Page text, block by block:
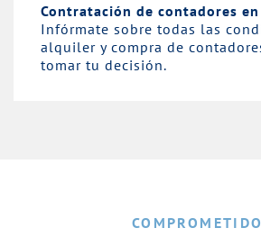
Contratación de contadores en
Infórmate sobre todas las
alquiler y compra de
tomar tu decisión.